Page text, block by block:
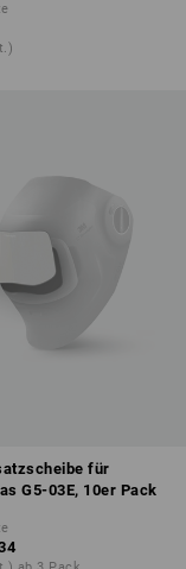
für
G5-03E, 10er Pack